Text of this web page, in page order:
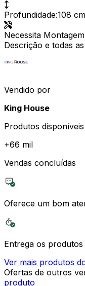
Profundidade:108 cm
Necessita Montagem
Descrição e todas
Vendido por
King House
Produtos disponíveis
+66 mil
Vendas concluídas
Oferece um bom
Entrega os
Ver mais produtos
Ofertas de outros
produto